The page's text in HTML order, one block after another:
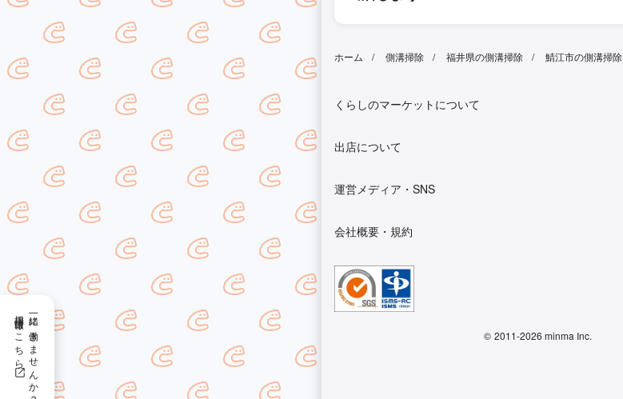
一緒に働きませんか？
採用情報はこちら
ホーム 側溝掃除 福井県の側溝掃除 鯖江市の側溝掃除
くらしのマーケットについて
出店について
運営メディア・SNS
会社概要・規約
© 2011-2026 minma Inc.